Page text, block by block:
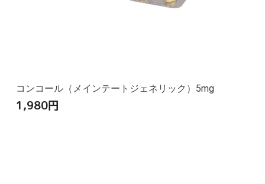
コンコール（メインテートジェネリック）5mg
1,980円